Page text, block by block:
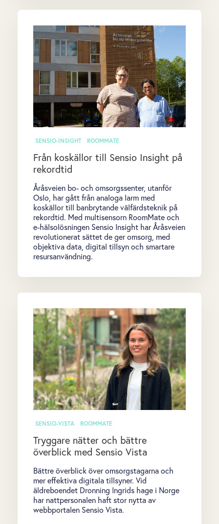
SENSIO-INSIGHT ROOMMATE
Från koskällor till Sensio Insight på
rekordtid
Åråsveien bo- och omsorgssenter, utanför
Oslo, har gått från analoga larm med
koskällor till banbrytande välfärdsteknik på
rekordtid. Med multisensorn RoomMate och
e-hälsolösningen Sensio Insight har Åråsveien
revolutionerat sättet de ger omsorg, med
objektiva data, digital tillsyn och smartare
resursanvändning.
SENSIO-VISTA ROOMMATE
Tryggare nätter och bättre
överblick med Sensio Vista
Bättre överblick över omsorgstagarna och
mer effektiva digitala tillsyner. Vid
äldreboendet Dronning Ingrids hage i Norge
har nattpersonalen haft stor nytta av
webbportalen Sensio Vista.